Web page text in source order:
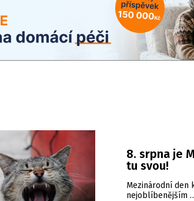
8. srpna je
tu svou!
Mezinárodní den
nejoblíbenějším